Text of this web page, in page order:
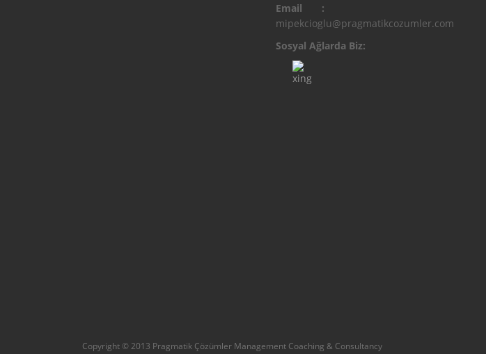
Email :
mipekcioglu@pragmatikcozumler.com
Sosyal Ağlarda Biz:
Copyright © 2013 Pragmatik Çözümler Management Coaching & Consultancy